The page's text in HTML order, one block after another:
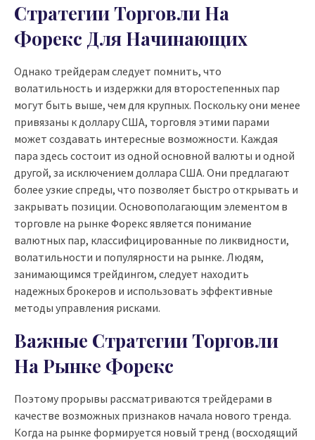
Стратегии Торговли На
Форекс Для Начинающих
Однако трейдерам следует помнить, что
волатильность и издержки для второстепенных пар
могут быть выше, чем для крупных. Поскольку они менее
привязаны к доллару США, торговля этими парами
может создавать интересные возможности. Каждая
пара здесь состоит из одной основной валюты и одной
другой, за исключением доллара США. Они предлагают
более узкие спреды, что позволяет быстро открывать и
закрывать позиции. Основополагающим элементом в
торговле на рынке Форекс является понимание
валютных пар, классифицированные по ликвидности,
волатильности и популярности на рынке. Людям,
занимающимся трейдингом, следует находить
надежных брокеров и использовать эффективные
методы управления рисками.
Важные Стратегии Торговли
На Рынке Форекс
Поэтому прорывы рассматриваются трейдерами в
качестве возможных признаков начала нового тренда.
Когда на рынке формируется новый тренд (восходящий